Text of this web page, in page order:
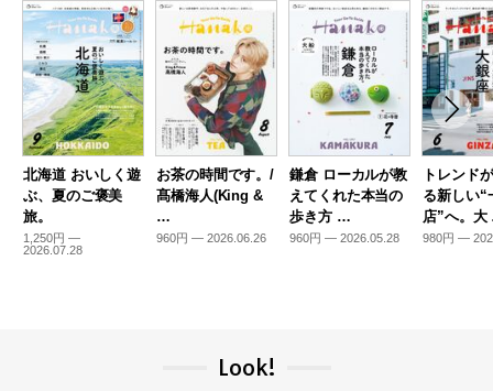
北海道 おいしく遊
ぶ、夏のご褒美
旅。
1,250円 —
2026.07.28
お茶の時間です。/
髙橋海人(King &
…
960円 — 2026.06.26
鎌倉 ローカルが教
えてくれた本当の
歩き方 …
960円 — 2026.05.28
トレンド
る新しい“
店”へ。
980円 —
Look!